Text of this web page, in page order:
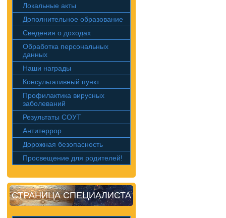
Локальные акты
Дополнительное образование
Сведения о доходах
Обработка персональных
данных
Наши награды
Консультативный пункт
Профилактика вирусных
заболеваний
Результаты СОУТ
Антитеррор
Дорожная безопасность
Просвещение для родителей!
СТРАНИЦА СПЕЦИАЛИСТА